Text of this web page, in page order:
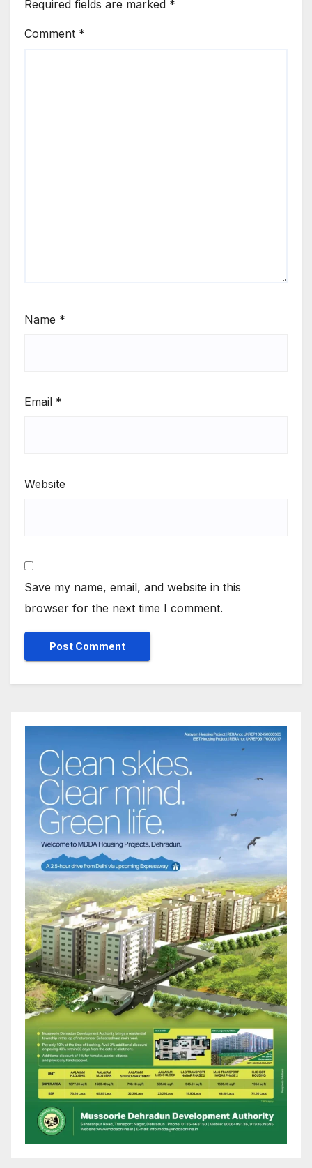
Required fields are marked *
Comment *
Name *
Email *
Website
Save my name, email, and website in this
browser for the next time I comment.